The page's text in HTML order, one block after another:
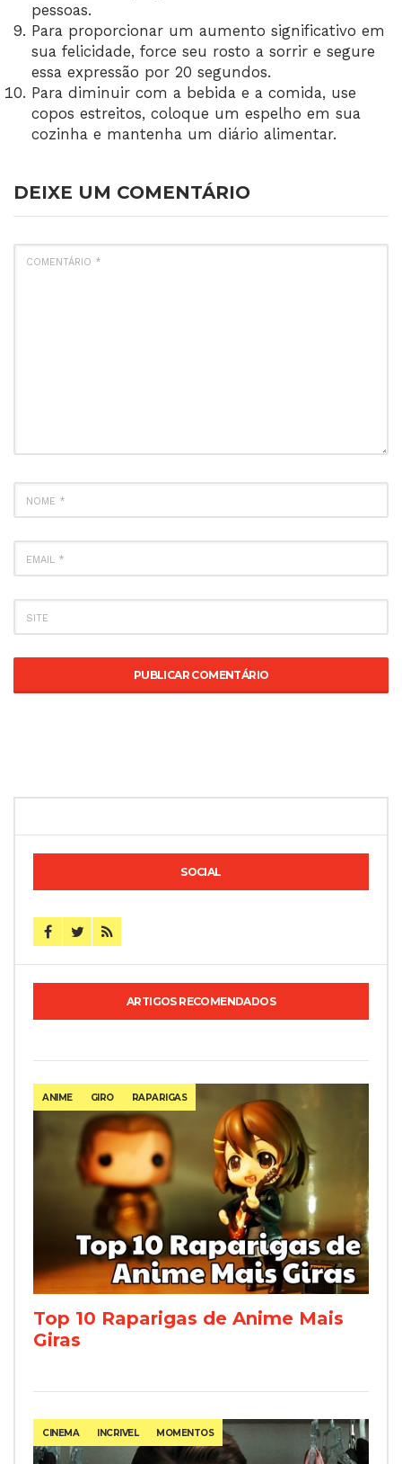
pessoas.
Para proporcionar um aumento significativo em
sua felicidade, force seu rosto a sorrir e segure
essa expressão por 20 segundos.
Para diminuir com a bebida e a comida, use
copos estreitos, coloque um espelho em sua
cozinha e mantenha um diário alimentar.
DEIXE UM COMENTÁRIO
COMENTÁRIO
NOME
EMAIL
SITE
SOCIAL
ARTIGOS RECOMENDADOS
ANIME GIRO RAPARIGAS
Top 10 Raparigas de Anime Mais
Giras
CINEMA INCRIVEL MOMENTOS